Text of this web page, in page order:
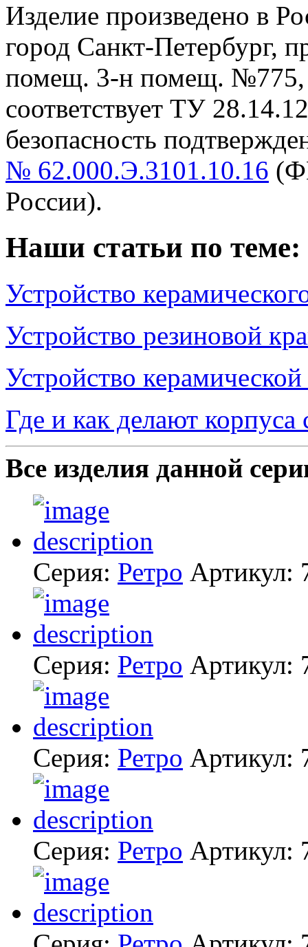
Изделие произведено в
город Санкт-Петербург,
помещ. 3-н помещ. №775,
cоответствует ТУ
безопасность
№ 62.000.Э.3101.10.16
России).
Наши статьи по теме:
Устройство
Устройство резиновой
Устройство
Где и как делают корпуса
Все изделия данной
Серия: Ретро Артикул:
Серия: Ретро Артикул:
Серия: Ретро Артикул:
Серия: Ретро Артикул: